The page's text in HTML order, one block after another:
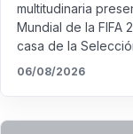
multitudinaria
Mundial de la FIFA
casa de la
06/08/2026